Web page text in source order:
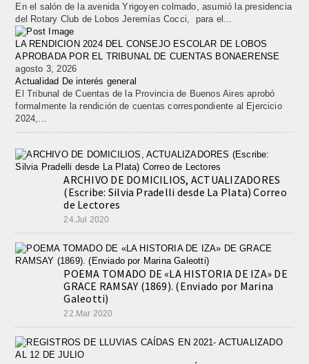
En el salón de la avenida Yrigoyen colmado, asumió la presidencia
del Rotary Club de Lobos Jeremías Cocci, para el...
LA RENDICION 2024 DEL CONSEJO ESCOLAR DE LOBOS
APROBADA POR EL TRIBUNAL DE CUENTAS BONAERENSE
agosto 3, 2026
Actualidad De interés general
El Tribunal de Cuentas de la Provincia de Buenos Aires aprobó
formalmente la rendición de cuentas correspondiente al Ejercicio
2024,...
ARCHIVO DE DOMICILIOS, ACTUALIZADORES
(Escribe: Silvia Pradelli desde La Plata) Correo
de Lectores
24.Jul 2020
POEMA TOMADO DE «LA HISTORIA DE IZA» DE
GRACE RAMSAY (1869). (Enviado por Marina
Galeotti)
22.Mar 2020